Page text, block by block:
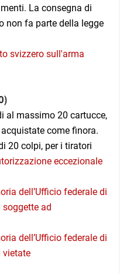
La consegna di
non fa parte della legge
svizzero sull'arma
al massimo 20 cartucce,
come finora.
20 colpi, per i tiratori
eccezionale
dell’Ufficio federale di
ad
dell’Ufficio federale di
vietate